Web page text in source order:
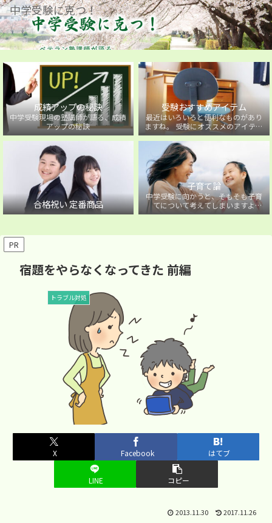
中学受験に克つ！
成績アップの秘訣
中学受験現場の塾講師が語る、成績
アップの秘訣
受験おすすめアイテム
最近はいろいろと便利なものがあり
ますね。 受験にオススメのアイテム
を紹介しています。
合格祝い 定番商品
子育て論
中学受験に向かうと、そもそも子育
てについて考えてしまいますよ
ね・・・。中学受験に向かうお子様
PR
宿題をやらなくなってきた 前編
トラブル対処
X Facebook はてブ
LINE コピー
2013.11.30 2017.11.26